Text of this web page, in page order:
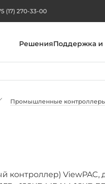
(17) 270-33-00
РешенияПоддержка и
Промышленные
ViewPAC,